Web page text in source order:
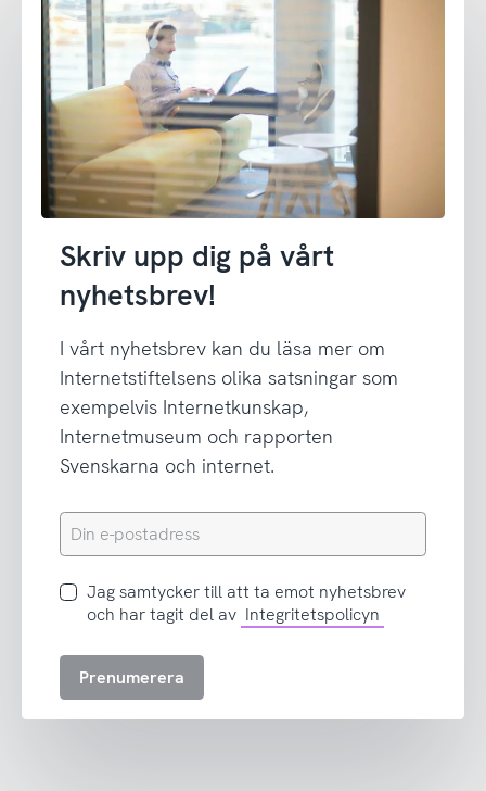
Skriv upp dig på vårt
nyhetsbrev!
I vårt nyhetsbrev kan du läsa mer om
Internetstiftelsens olika satsningar som
exempelvis Internetkunskap,
Internetmuseum och rapporten
Svenskarna och internet.
Din
e-
Jag
samtycker
att
Jag samtycker till att ta emot nyhetsbrev
och har tagit del av Integritetspolicyn
Prenumerera